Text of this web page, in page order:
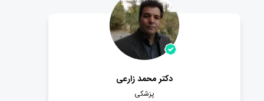
دکتر محمد زارعي
پزشکی